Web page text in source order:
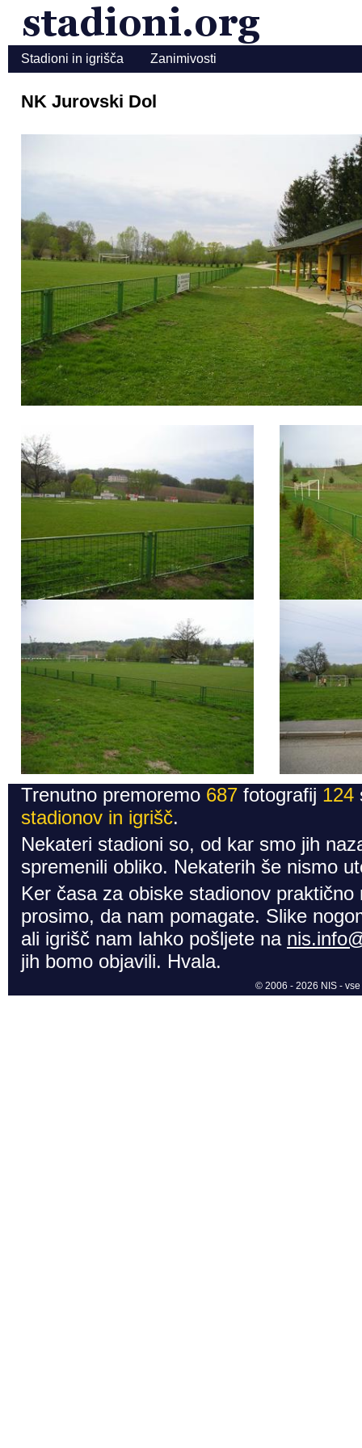
Stadioni in igrišča Zanimivosti
NK Jurovski Dol
Trenutno premoremo 687 fotografij 124
stadionov in igrišč.
Nekateri stadioni so, od kar smo jih
spremenili obliko. Nekaterih še nismo
Ker časa za obiske stadionov
prosimo, da nam pomagate. Slike
ali igrišč nam lahko pošljete na
jih bomo objavili. Hvala.
© 2006 - 2026 NIS -